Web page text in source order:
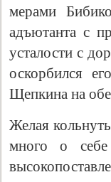
мерами
адъютанта с
усталости с
оскорбился
Щепкина на
Желая
много о